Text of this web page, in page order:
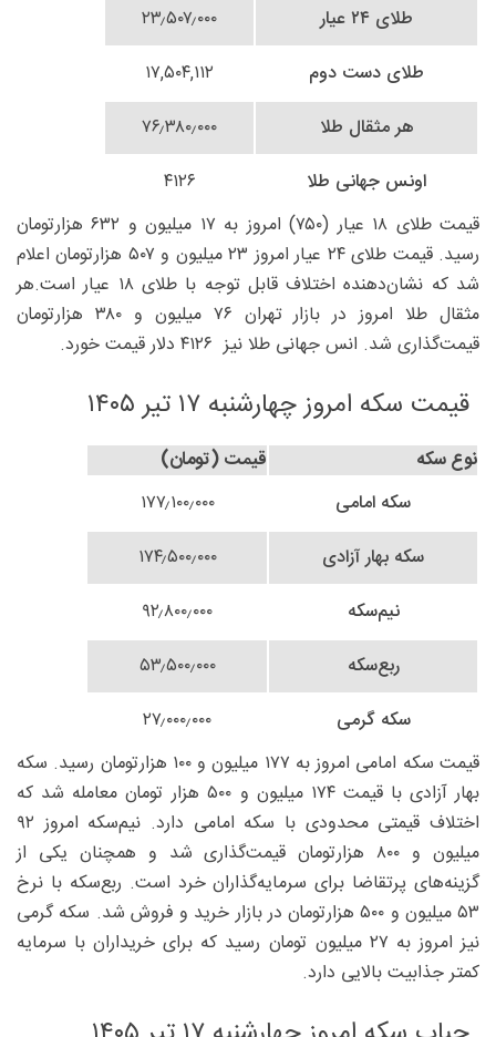
طلای ۲۴ عیار
۲۳٫۵۰۷٫۰۰۰
طلای دست دوم
۱۷,۵۰۴,۱۱۲
هر مثقال طلا
۷۶٫۳۸۰٫۰۰۰
اونس جهانی طلا
۴۱۲۶
قیمت طلای ۱۸ عیار (۷۵۰) امروز به ۱۷ میلیون و ۶۳۲ هزارتومان
رسید. قیمت طلای ۲۴ عیار امروز ۲۳ میلیون و ۵۰۷ هزارتومان اعلام
شد که نشان‌دهنده اختلاف قابل توجه با طلای ۱۸ عیار است.هر
مثقال طلا امروز در بازار تهران ۷۶ میلیون و ۳۸۰ هزارتومان
قیمت‌گذاری شد. انس جهانی طلا نیز ۴۱۲۶ دلار قیمت خورد.
قیمت سکه امروز چهارشنبه ۱۷ تیر ۱۴۰۵
نوع سکه
قیمت (تومان)
سکه امامی
۱۷۷٫۱۰۰٫۰۰۰
سکه بهار آزادی
۱۷۴٫۵۰۰٫۰۰۰
نیم‌سکه
۹۲٫۸۰۰٫۰۰۰
ربع‌سکه
۵۳٫۵۰۰٫۰۰۰
سکه گرمی
۲۷٫۰۰۰٫۰۰۰
قیمت سکه امامی امروز به ۱۷۷ میلیون و ۱۰۰ هزارتومان رسید. سکه
بهار آزادی با قیمت ۱۷۴ میلیون و ۵۰۰ هزار تومان معامله شد که
اختلاف قیمتی محدودی با سکه امامی دارد. نیم‌سکه امروز ۹۲
میلیون و ۸۰۰ هزارتومان قیمت‌گذاری شد و همچنان یکی از
گزینه‌های پرتقاضا برای سرمایه‌گذاران خرد است. ربع‌سکه با نرخ
۵۳ میلیون و ۵۰۰ هزارتومان در بازار خرید و فروش شد. سکه گرمی
نیز امروز به ۲۷ میلیون تومان رسید که برای خریداران با سرمایه
کمتر جذابیت بالایی دارد.